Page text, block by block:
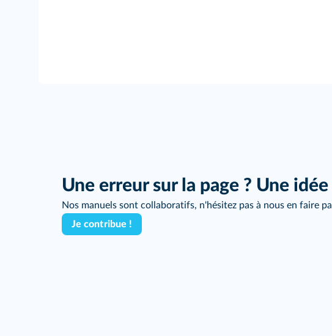
Une erreur sur la page ? Une idée
Nos manuels sont collaboratifs, n'hésitez pas à nous en faire
Je contribue !